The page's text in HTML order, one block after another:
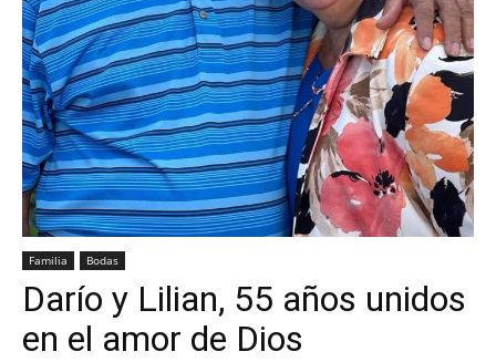
Familia Bodas
Darío y Lilian, 55 años unidos
en el amor de Dios